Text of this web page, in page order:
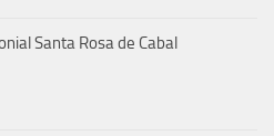
Santa Rosa de Cabal